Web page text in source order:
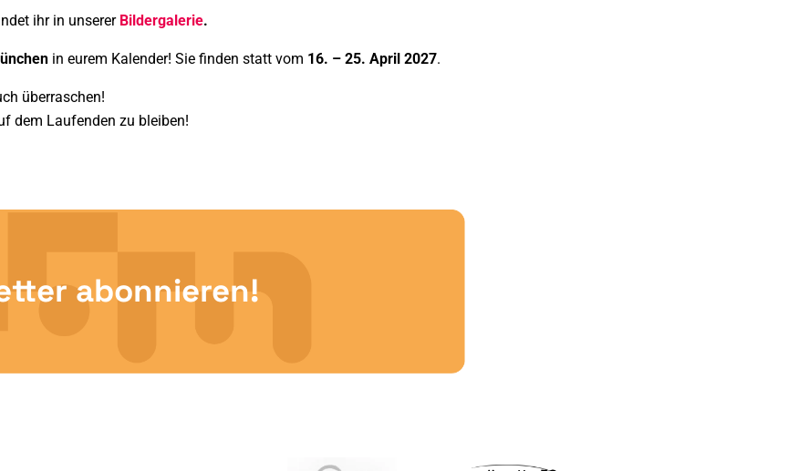
ihr in unserer Bildergalerie.
in eurem Kalender! Sie finden statt vom 16. – 25. April 2027.
überraschen!
dem Laufenden zu bleiben!
abonnieren!